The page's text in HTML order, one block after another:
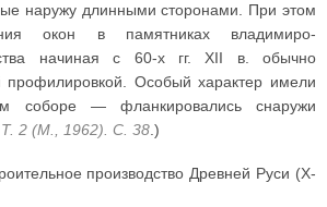
наружу длинными сторонами. При этом
окон в памятниках владимиро-
начиная с 60-х гг. XII в. обычно
профилировкой. Особый характер имели
соборе — фланкировались снаружи
2 (М., 1962). С. 38 .)
производство Древней Руси (X-